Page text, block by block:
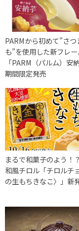
PARMから初めて”さつ
も”を使用した新フレ
「PARM（パルム）安
期間限定発売
まるで和菓子のよう！
和風チロル「チロルチ
の生もちきなこ〉」新